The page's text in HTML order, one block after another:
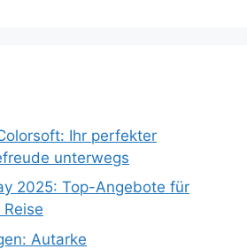
Ihr perfekter
unterwegs
2025: Top-Angebote für
Autarke